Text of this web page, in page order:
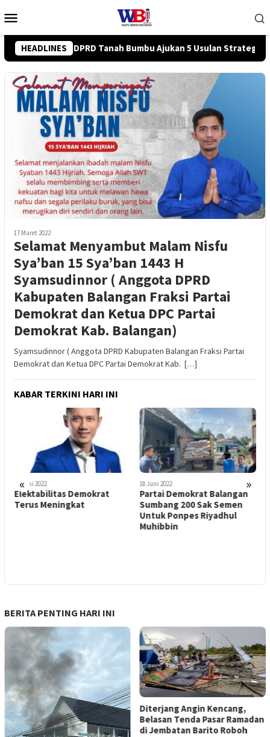
ke
Mobile
HEADLINES
Strategis ke BPJN Tingkatkan Kompetensi Karyawan,
17 Maret 2022
Selamat Menyambut Malam Nisfu
Sya’ban 15 Sya’ban 1443 H
Syamsudinnor ( Anggota DPRD
Kabupaten Balangan Fraksi Partai
Demokrat dan Ketua DPC Partai
Demokrat Kab. Balangan)
Syamsudinnor ( Anggota DPRD Kabupaten Balangan Fraksi Partai
Demokrat dan Ketua DPC Partai Demokrat Kab. […]
KABAR TERKINI HARI INI
« »
23 Juni 2022
Elektabilitas Demokrat
Terus Meningkat
18 Juni 2022
Partai Demokrat Balangan
Sumbang 200 Sak Semen
Untuk Ponpes Riyadhul
Muhibbin
BERITA PENTING HARI INI
Diterjang Angin Kencang,
Belasan Tenda Pasar Ramadan
di Jembatan Barito Roboh